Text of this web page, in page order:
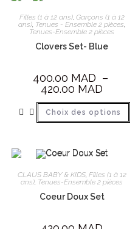
Filles (1 à 12 ans), Garçons (1 à 12
ans), Tenues - Ensemble 2 pièces,
Tenues-Ensemble 2 pièces
Clovers Set- Blue
400.00 MAD –
420.00 MAD
Choix des options
CLAUS BABY & KIDS, Filles (1 à 12
ans) Tenues-Ensemble 2 pièces
Coeur Doux Set